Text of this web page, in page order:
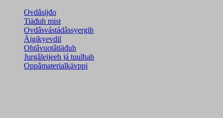
Ovdâsijđo
Tiäđuh mist
Ovdâsvástádâssyergih
Äigikyevdil
Ohtâvuotâtiäđuh
Jurgâleijeeh já tuulhah
Oppâmaterialkävppi